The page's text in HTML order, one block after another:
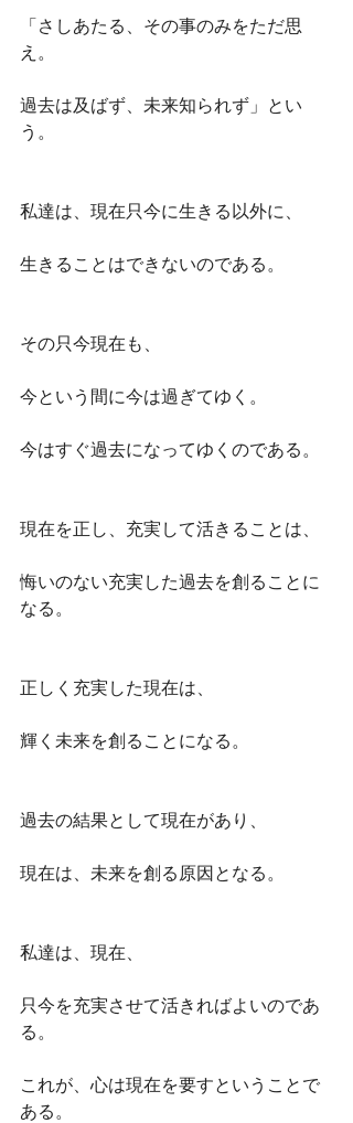
「さしあたる、その事のみをただ思
え。
過去は及ばず、未来知られず」とい
う。
私達は、現在只今に生きる以外に、
生きることはできないのである。
その只今現在も、
今という間に今は過ぎてゆく。
今はすぐ過去になってゆくのである。
現在を正し、充実して活きることは、
悔いのない充実した過去を創ることに
なる。
正しく充実した現在は、
輝く未来を創ることになる。
過去の結果として現在があり、
現在は、未来を創る原因となる。
私達は、現在、
只今を充実させて活きればよいのであ
る。
これが、心は現在を要すということで
ある。